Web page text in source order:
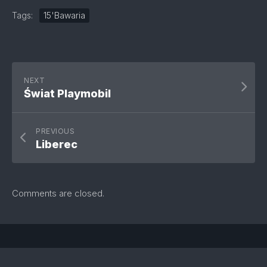
Tags: 15'Bawaria
NEXT
Świat Playmobil
PREVIOUS
Liberec
Comments are closed.